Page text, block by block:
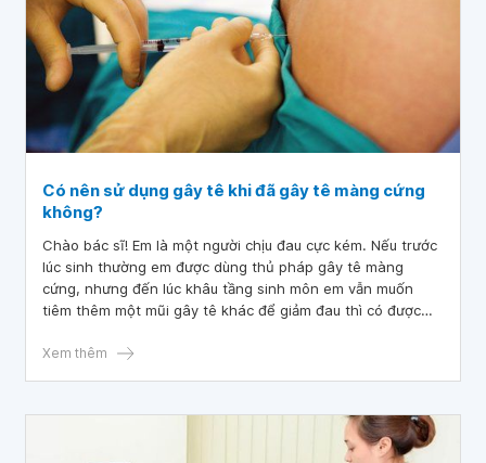
Có nên sử dụng gây tê khi đã gây tê màng cứng
không?
Chào bác sĩ! Em là một người chịu đau cực kém. Nếu trước
lúc sinh thường em được dùng thủ pháp gây tê màng
cứng, nhưng đến lúc khâu tầng sinh môn em vẫn muốn
tiêm thêm một mũi gây tê khác để giảm đau thì có được
Xem thêm